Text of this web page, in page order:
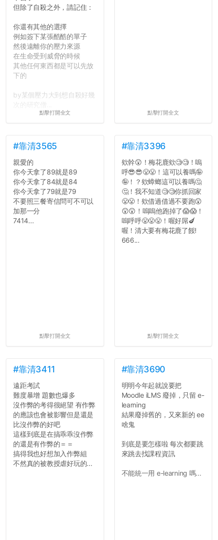
但除了自殺之外，請記住：
你還有其他的選擇
例如簽下某張酷酷的單子
然後遠離你的壓力來源
在生命受到威脅的時候
其他任何東西都是可以先放
下的
by某個壓力大到想自殺好幾
點擊打開全文 點擊打開全文
#靠清3565
親愛的
你今天拿了89就是89
你今天拿了84就是84
你今天拿了79就是79
不要照三餐寄信問可不可以
加那一分
7414...
點擊打開全文
#靠清3396
欸幹😲！梅花鹿欸🧐🧐！嗚
呼😎😎😤😤！這可以養嗎🤪
🤪！？欸蟑螂這可以養嗎🤔
🤔！我不知道🧐🧐你抓回家
😤😤！欸借過借過不要跑😲
😲😲！嗚嗚他跑掉了😱😱！
嗚呼呼😤😤😤！喔好屌🍆
喔！清大要有梅花鹿了餒!
666...
點擊打開全文
#靠清3411
遠距考試
難度暴增 題數也爆多
沒作弊的考得很絕望 有作弊
的應該也會被影響但是還是
比沒作弊的好吧
這樣到底是在搞乖乖沒作弊
的還是有作弊的＝＝
搞得我也好想加入作弊組
不然真的被教授虐好玩的...
#靠清3690
明明今年起就說要把
Moodle iLMS 廢掉，只留 e-
learning
結果廢掉舊的，又來新的 ee
啥鬼
到底是要怎樣啦 每次都要跳
來跳去找課程資訊
不能統一用 e-learning 嗎...